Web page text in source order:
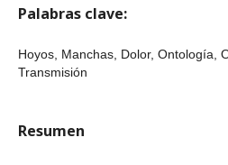
Palabras clave:
Hoyos, Manchas, Dolor, Ontología,
Transmisión
Resumen